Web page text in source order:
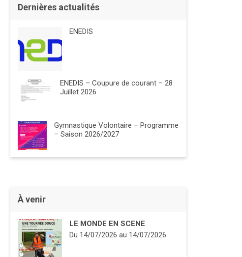
Dernières actualités
ENEDIS
ENEDIS – Coupure de courant – 28
Juillet 2026
Gymnastique Volontaire – Programme
– Saison 2026/2027
À venir
LE MONDE EN SCENE
Du 14/07/2026au 14/07/2026